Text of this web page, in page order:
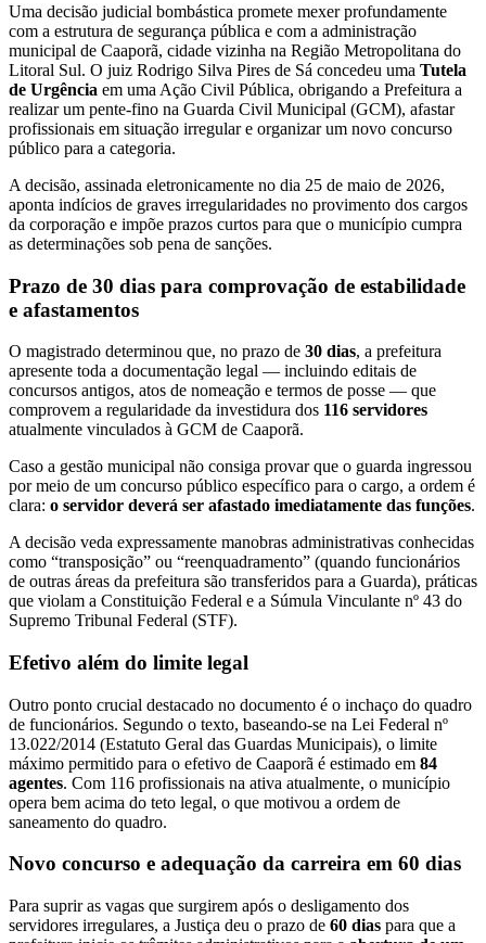
Uma decisão judicial bombástica promete mexer profundamente
com a estrutura de segurança pública e com a administração
municipal de Caaporã, cidade vizinha na Região Metropolitana do
Litoral Sul. O juiz Rodrigo Silva Pires de Sá concedeu uma Tutela
de Urgência em uma Ação Civil Pública, obrigando a Prefeitura a
realizar um pente-fino na Guarda Civil Municipal (GCM), afastar
profissionais em situação irregular e organizar um novo concurso
público para a categoria.
​A decisão, assinada eletronicamente no dia 25 de maio de 2026,
aponta indícios de graves irregularidades no provimento dos cargos
da corporação e impõe prazos curtos para que o município cumpra
as determinações sob pena de sanções.
​Prazo de 30 dias para comprovação de estabilidade
e afastamentos
​O magistrado determinou que, no prazo de 30 dias, a prefeitura
apresente toda a documentação legal — incluindo editais de
concursos antigos, atos de nomeação e termos de posse — que
comprovem a regularidade da investidura dos 116 servidores
atualmente vinculados à GCM de Caaporã.
​Caso a gestão municipal não consiga provar que o guarda ingressou
por meio de um concurso público específico para o cargo, a ordem é
clara: o servidor deverá ser afastado imediatamente das funções.
​A decisão veda expressamente manobras administrativas conhecidas
como “transposição” ou “reenquadramento” (quando funcionários
de outras áreas da prefeitura são transferidos para a Guarda), práticas
que violam a Constituição Federal e a Súmula Vinculante nº 43 do
Supremo Tribunal Federal (STF).
​Efetivo além do limite legal
​Outro ponto crucial destacado no documento é o inchaço do quadro
de funcionários. Segundo o texto, baseando-se na Lei Federal nº
13.022/2014 (Estatuto Geral das Guardas Municipais), o limite
máximo permitido para o efetivo de Caaporã é estimado em 84
agentes. Com 116 profissionais na ativa atualmente, o município
opera bem acima do teto legal, o que motivou a ordem de
saneamento do quadro.
Novo concurso e adequação da carreira em 60 dias
​Para suprir as vagas que surgirem após o desligamento dos
servidores irregulares, a Justiça deu o prazo de 60 dias para que a